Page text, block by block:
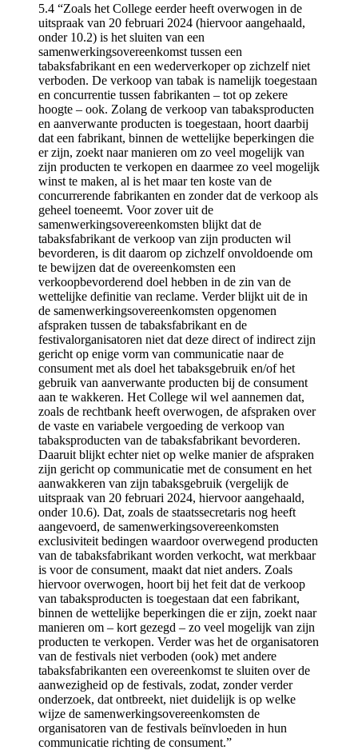
5.4 “Zoals het College eerder heeft overwogen in de
uitspraak van 20 februari 2024 (hiervoor aangehaald,
onder 10.2) is het sluiten van een
samenwerkingsovereenkomst tussen een
tabaksfabrikant en een wederverkoper op zichzelf niet
verboden. De verkoop van tabak is namelijk toegestaan
en concurrentie tussen fabrikanten – tot op zekere
hoogte – ook. Zolang de verkoop van tabaksproducten
en aanverwante producten is toegestaan, hoort daarbij
dat een fabrikant, binnen de wettelijke beperkingen die
er zijn, zoekt naar manieren om zo veel mogelijk van
zijn producten te verkopen en daarmee zo veel mogelijk
winst te maken, al is het maar ten koste van de
concurrerende fabrikanten en zonder dat de verkoop als
geheel toeneemt. Voor zover uit de
samenwerkingsovereenkomsten blijkt dat de
tabaksfabrikant de verkoop van zijn producten wil
bevorderen, is dit daarom op zichzelf onvoldoende om
te bewijzen dat de overeenkomsten een
verkoopbevorderend doel hebben in de zin van de
wettelijke definitie van reclame. Verder blijkt uit de in
de samenwerkingsovereenkomsten opgenomen
afspraken tussen de tabaksfabrikant en de
festivalorganisatoren niet dat deze direct of indirect zijn
gericht op enige vorm van communicatie naar de
consument met als doel het tabaksgebruik en/of het
gebruik van aanverwante producten bij de consument
aan te wakkeren. Het College wil wel aannemen dat,
zoals de rechtbank heeft overwogen, de afspraken over
de vaste en variabele vergoeding de verkoop van
tabaksproducten van de tabaksfabrikant bevorderen.
Daaruit blijkt echter niet op welke manier de afspraken
zijn gericht op communicatie met de consument en het
aanwakkeren van zijn tabaksgebruik (vergelijk de
uitspraak van 20 februari 2024, hiervoor aangehaald,
onder 10.6). Dat, zoals de staatssecretaris nog heeft
aangevoerd, de samenwerkingsovereenkomsten
exclusiviteit bedingen waardoor overwegend producten
van de tabaksfabrikant worden verkocht, wat merkbaar
is voor de consument, maakt dat niet anders. Zoals
hiervoor overwogen, hoort bij het feit dat de verkoop
van tabaksproducten is toegestaan dat een fabrikant,
binnen de wettelijke beperkingen die er zijn, zoekt naar
manieren om – kort gezegd – zo veel mogelijk van zijn
producten te verkopen. Verder was het de organisatoren
van de festivals niet verboden (ook) met andere
tabaksfabrikanten een overeenkomst te sluiten over de
aanwezigheid op de festivals, zodat, zonder verder
onderzoek, dat ontbreekt, niet duidelijk is op welke
wijze de samenwerkingsovereenkomsten de
organisatoren van de festivals beïnvloeden in hun
communicatie richting de consument.”